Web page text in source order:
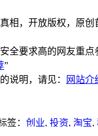
相，开放版权，原创
全要求高的网友重点
”
说明，请见：
网站介
签： 创业, 投资, 淘宝,